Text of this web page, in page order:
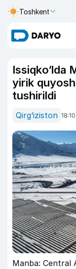
Toshkent
Issiqko‘lda
yirik
tushirildi
Qirg‘iziston
Manba: Central